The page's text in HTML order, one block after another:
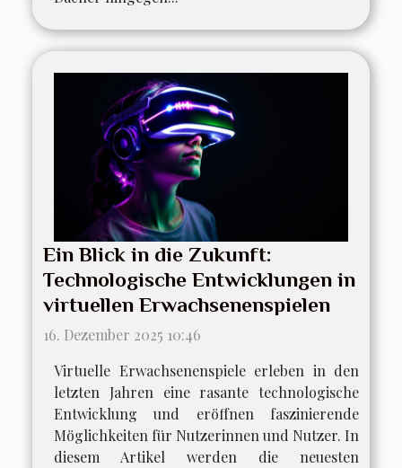
Ein Blick in die Zukunft:
Technologische Entwicklungen in
virtuellen Erwachsenenspielen
16. Dezember 2025 10:46
Virtuelle Erwachsenenspiele erleben in den
letzten Jahren eine rasante technologische
Entwicklung und eröffnen faszinierende
Möglichkeiten für Nutzerinnen und Nutzer. In
diesem Artikel werden die neuesten